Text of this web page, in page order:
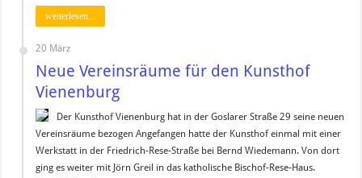
weiterlesen...
20 März
Neue Vereinsräume für den Kunsthof
Vienenburg
Der Kunsthof Vienenburg hat in der Goslarer Straße 29 seine neuen
Vereinsräume bezogen Angefangen hatte der Kunsthof einmal mit einer
Werkstatt in der Friedrich-Rese-Straße bei Bernd Wiedemann. Von dort
ging es weiter mit Jörn Greil in das katholische Bischof-Rese-Haus.